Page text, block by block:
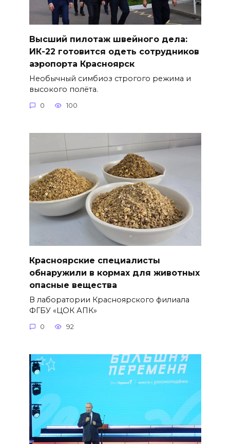
Высший пилотаж швейного дела:
ИК-22 готовится одеть сотрудников
аэропорта Красноярск
Необычный симбиоз строгого режима и
высокого полёта.
0 100
Красноярские специалисты
обнаружили в кормах для животных
опасные вещества
В лаборатории Красноярского филиала
ФГБУ «ЦОК АПК»
0 92